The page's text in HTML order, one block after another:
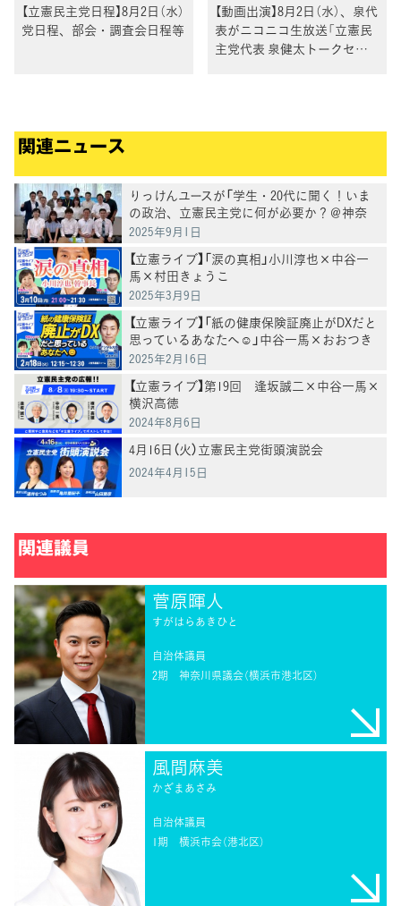
【立憲民主党日程】8月2日（水）
党日程、部会・調査会日程等
【動画出演】8月2日（水）、泉代
表がニコニコ生放送「立憲民
主党代表 泉健太トークセッ
関連ニュース
りっけんユースが「学生・20代に聞く！いま
の政治、立憲民主党に何が必要か？＠神奈
川」を共催
2025年9月1日
【立憲ライブ】「涙の真相」小川淳也×中谷一
馬×村田きょうこ
2025年3月9日
【立憲ライブ】「紙の健康保険証廃止がDXだと
思っているあなたへ☺️」中谷一馬×おおつき
紅葉×村田きょうこ
2025年2月16日
【立憲ライブ】第19回 逢坂誠二×中谷一馬×
横沢高徳
2024年8月6日
4月16日（火）立憲民主党街頭演説会
2024年4月15日
関連議員
菅原暉人
すがはらあきひと
自治体議員
2期 神奈川県議会（横浜市港北区）
風間麻美
かざまあさみ
自治体議員
1期 横浜市会（港北区）